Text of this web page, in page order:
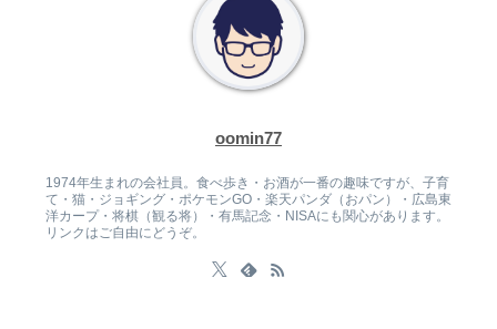
oomin77
1974年生まれの会社員。食べ歩き・お酒が一番の趣味ですが、子育
て・猫・ジョギング・ポケモンGO・楽天パンダ（おパン）・広島東
洋カープ・将棋（観る将）・有馬記念・NISAにも関心があります。
リンクはご自由にどうぞ。